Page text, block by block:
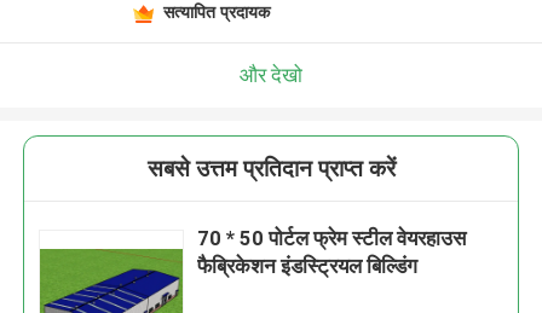
सत्यापित प्रदायक
और देखो
सबसे उत्तम प्रतिदान प्राप्त करें
70 * 50 पोर्टल फ्रेम स्टील वेयरहाउस
फैब्रिकेशन इंडस्ट्रियल बिल्डिंग